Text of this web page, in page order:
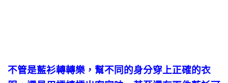
不管是藍衫轉轉樂，幫不同的身分穿上正確的衣